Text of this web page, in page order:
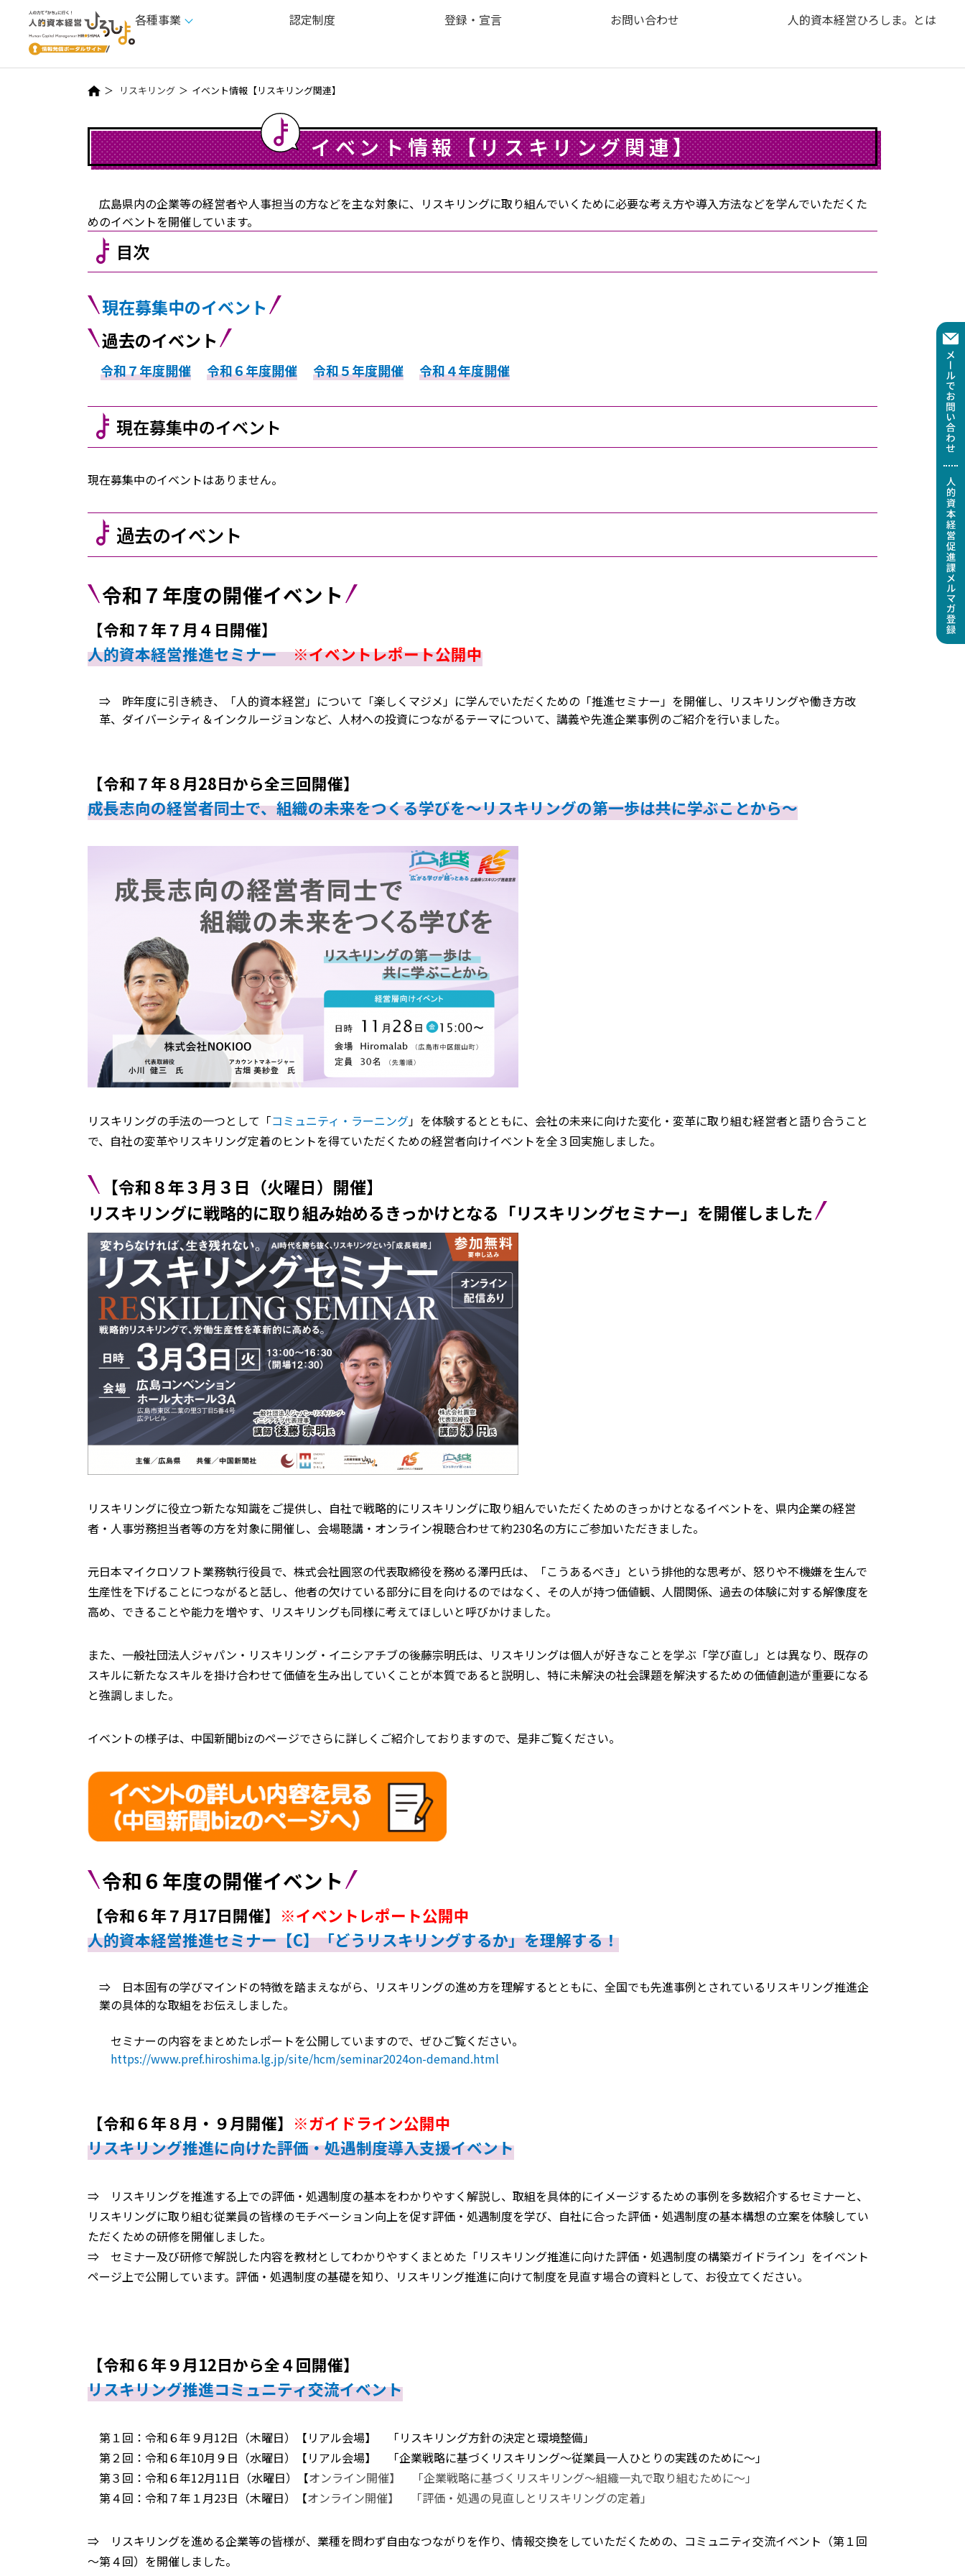
各種事業 認定制度 登録・宣言 お問い合わせ 人的資本経営ひろしま。とは
リスキリング イベント情報【リスキリング関連】
イベント情報【リスキリング関連】
広島県内の企業等の経営者や人事担当の方などを主な対象に、リスキリングに取り組んでいくために必要な考え方や導入方法などを学んでいただくた
めのイベントを開催しています。
目次
現在募集中のイベント
過去のイベント
令和７年度開催 令和６年度開催 令和５年度開催 令和４年度開催
現在募集中のイベント
現在募集中のイベントはありません。
過去のイベント
令和７年度の開催イベント
【令和７年７月４日開催】
人的資本経営推進セミナー
※イベントレポート公開中
⇒ 昨年度に引き続き、「人的資本経営」について「楽しくマジメ」に学んでいただくための「推進セミナー」を開催し、リスキリングや働き方改
革、ダイバーシティ＆インクルージョンなど、人材への投資につながるテーマについて、講義や先進企業事例のご紹介を行いました。​
【令和７年８月28日から全三回開催】
成長志向の経営者同士で、組織の未来をつくる学びを～リスキリングの第一歩は共に学ぶことから～
リスキリングの手法の一つとして「コミュニティ・ラーニング」を体験するとともに、会社の未来に向けた変化・変革に取り組む経営者と語り合うこと
で、自社の変革やリスキリング定着のヒントを得ていただくための経営者向けイベントを全３回実施しました。
【令和８年３月３日（火曜日）開催】
リスキリングに戦略的に取り組み始めるきっかけとなる「リスキリングセミナー」を開催しました
リスキリングに役立つ新たな知識をご提供し、自社で戦略的にリスキリングに取り組んでいただくためのきっかけとなるイベントを、県内企業の経営
者・人事労務担当者等の方を対象に開催し、会場聴講・オンライン視聴合わせて約230名の方にご参加いただきました。
元日本マイクロソフト業務執行役員で、株式会社圓窓の代表取締役を務める澤円氏は、「こうあるべき」という排他的な思考が、怒りや不機嫌を生んで
生産性を下げることにつながると話し、他者の欠けている部分に目を向けるのではなく、その人が持つ価値観、人間関係、過去の体験に対する解像度を
高め、できることや能力を増やす、リスキリングも同様に考えてほしいと呼びかけました。
また、一般社団法人ジャパン・リスキリング・イニシアチブの後藤宗明氏は、リスキリングは個人が好きなことを学ぶ「学び直し」とは異なり、既存の
スキルに新たなスキルを掛け合わせて価値を生み出していくことが本質であると説明し、特に未解決の社会課題を解決するための価値創造が重要になる
と強調しました。
イベントの様子は、中国新聞bizのページでさらに詳しくご紹介しておりますので、是非ご覧ください。
令和６年度の開催イベント
【令和６年７月17日開催】 ※イベントレポート公開中
人的資本経営推進セミナー【C】「どうリスキリングするか」を理解する！
⇒ 日本固有の学びマインドの特徴を踏まえながら、リスキリングの進め方を理解するとともに、全国でも先進事例とされているリスキリング推進企
業の具体的な取組をお伝えしました。
セミナーの内容をまとめたレポートを公開していますので、ぜひご覧ください。
https://www.pref.hiroshima.lg.jp/site/hcm/seminar2024on-demand.html
【令和６年８月・９月開催】 ※ガイドライン公開中
リスキリング推進に向けた評価・処遇制度導入支援イベント
⇒ リスキリングを推進する上での評価・処遇制度の基本をわかりやすく解説し、取組を具体的にイメージするための事例を多数紹介するセミナーと、
リスキリングに取り組む従業員の皆様のモチベーション向上を促す評価・処遇制度を学び、自社に合った評価・処遇制度の基本構想の立案を体験してい
ただくための研修を開催しました。
⇒ セミナー及び研修で解説した内容を教材としてわかりやすくまとめた「リスキリング推進に向けた評価・処遇制度の構築ガイドライン」をイベント
ページ上で公開しています。評価・処遇制度の基礎を知り、リスキリング推進に向けて制度を見直す場合の資料として、お役立てください。
【令和６年９月12日から全４回開催】
リスキリング推進コミュニティ交流イベント
第１回：令和６年９月12日（木曜日）【リアル会場】 「リスキリング方針の決定と環境整備」
第２回：令和６年10月９日（水曜日）【リアル会場】​ 「企業戦略に基づくリスキリング～従業員一人ひとりの実践のために～」
第３回：令和６年12月11日（水曜日）【オンライン開催】 「企業戦略に基づくリスキリング～組織一丸で取り組むために～」
第４回：令和７年１月23日（木曜日）​【​オンライン開催】 「評価・処遇の見直しとリスキリングの定着」
⇒ リスキリングを進める企業等の皆様が、業種を問わず自由なつながりを作り、情報交換をしていただくための、コミュニティ交流イベント（第１回
～第４回）を開催しました。